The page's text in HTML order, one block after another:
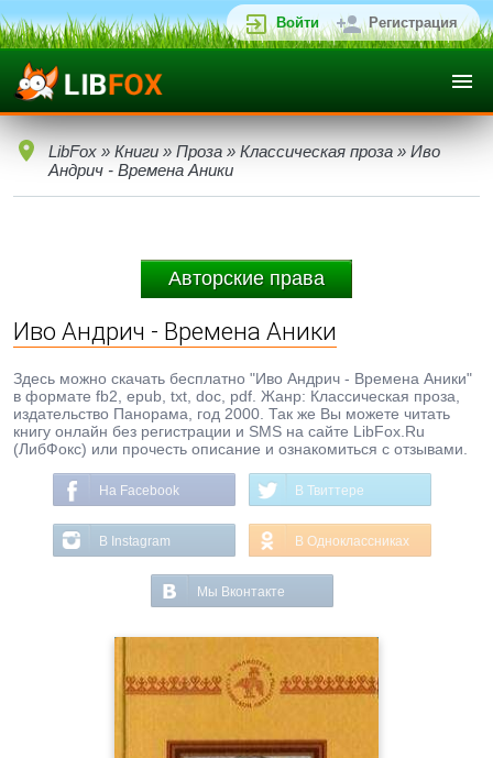
Войти Регистрация
LibFox » Книги » Проза » Классическая проза » Иво
Андрич - Времена Аники
Авторские права
Иво Андрич - Времена Аники
Здесь можно скачать бесплатно "Иво Андрич - Времена Аники"
в формате fb2, epub, txt, doc, pdf. Жанр: Классическая проза,
издательство Панорама, год 2000. Так же Вы можете читать
книгу онлайн без регистрации и SMS на сайте LibFox.Ru
(ЛибФокс) или прочесть описание и ознакомиться с отзывами.
На Facebook В Твиттере
В Instagram В Одноклассниках
Мы Вконтакте